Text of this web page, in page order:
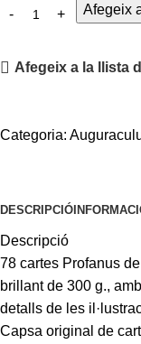
Afegeix
Afegeix a la llista
Categoria:
DESCRIPCIÓ
Descripció
78 cartes Profanus
brillant de 300 g.,
detalls de les
Capsa original de